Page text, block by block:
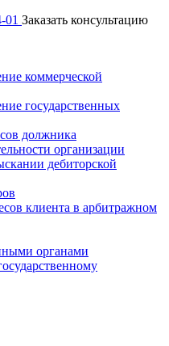
01 Заказать консультацию
коммерческой
государственных
должника
организации
дебиторской
клиента в арбитражном
органами